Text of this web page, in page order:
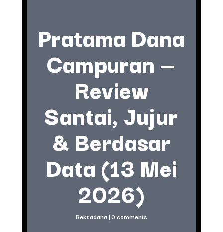
Pratama Dana
Campuran —
Review
Santai, Jujur
& Berdasar
Data (13 Mei
2026)
Reksadana | 0 comments